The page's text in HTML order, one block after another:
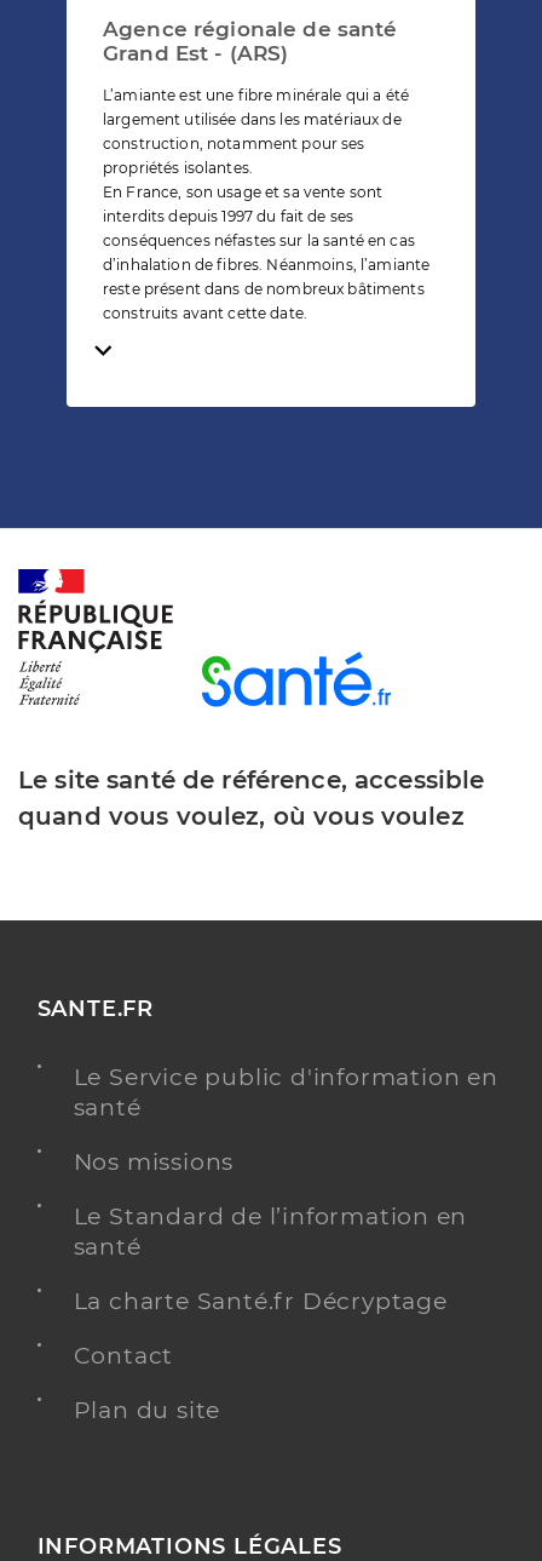
Agence régionale de santé
Grand Est - (ARS)
L’amiante est une fibre minérale qui a été
largement utilisée dans les matériaux de
construction, notamment pour ses
propriétés isolantes.
En France, son usage et sa vente sont
interdits depuis 1997 du fait de ses
conséquences néfastes sur la santé en cas
d’inhalation de fibres. Néanmoins, l’amiante
reste présent dans de nombreux bâtiments
construits avant cette date.
Temps de lecture
Le site santé de référence, accessible
quand vous voulez, où vous voulez
SANTE.FR
Le Service public d'information en
santé
Nos missions
Le Standard de l’information en
santé
La charte Santé.fr Décryptage
Contact
Plan du site
INFORMATIONS LÉGALES